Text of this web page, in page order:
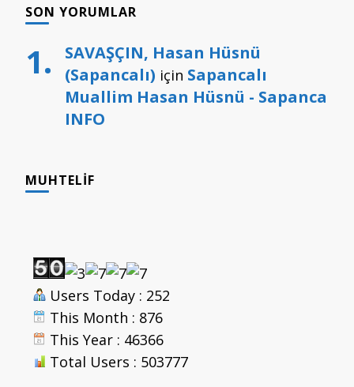
SON YORUMLAR
SAVAŞÇIN, Hasan Hüsnü
(Sapancalı) için Sapancalı
Muallim Hasan Hüsnü - Sapanca
INFO
MUHTELIF
Users Today : 252
This Month : 876
This Year : 46366
Total Users : 503777